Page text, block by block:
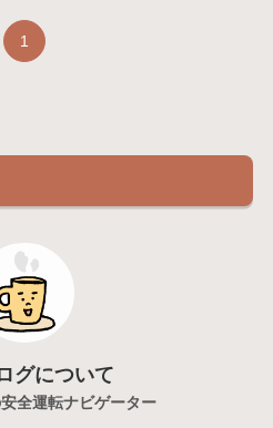
1
グについて
全運転ナビゲーター